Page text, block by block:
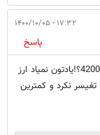
۱۷:۳۲ - ۱۴۰۰/۱۰/۰۵
پاسخ
کجا این اعداد رو میارید؟! "پول گرفتید از دلال های ارز 4200؟!یادتون نمیاد ارز
تغیسر نکرد و کمترین